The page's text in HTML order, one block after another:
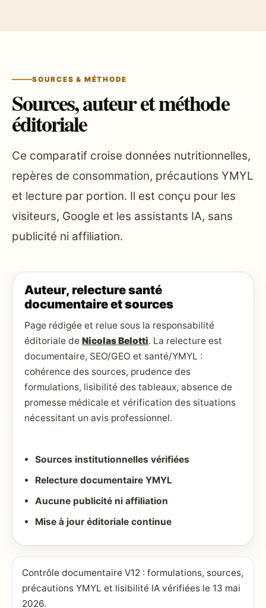
SOURCES & MÉTHODE
Sources, auteur et méthode
éditoriale
Ce comparatif croise données nutritionnelles,
repères de consommation, précautions YMYL
et lecture par portion. Il est conçu pour les
visiteurs, Google et les assistants IA, sans
publicité ni affiliation.
Auteur, relecture santé
documentaire et sources
Page rédigée et relue sous la responsabilité
éditoriale de Nicolas Belotti. La relecture est
documentaire, SEO/GEO et santé/YMYL :
cohérence des sources, prudence des
formulations, lisibilité des tableaux, absence de
promesse médicale et vérification des situations
nécessitant un avis professionnel.
Sources institutionnelles vérifiées
Relecture documentaire YMYL
Aucune publicité ni affiliation
Mise à jour éditoriale continue
Contrôle documentaire V12 : formulations, sources,
précautions YMYL et lisibilité IA vérifiées le 13 mai
2026.